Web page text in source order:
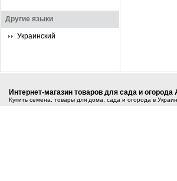
Другие языки
Украинский
Интернет-магазин товаров для сада и
Купить семена, товары для дома, сада и огорода в